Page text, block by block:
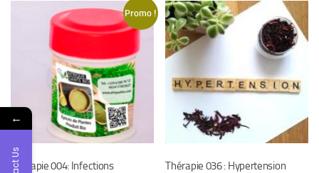
Promo !
Thérapie 004: Infections
Thérapie 036 : Hypertension
←